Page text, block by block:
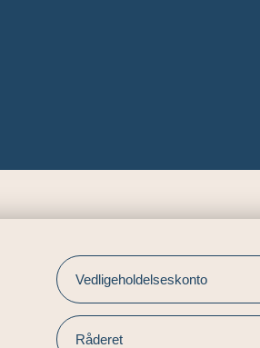
Vedligeholdelseskonto
Råderet